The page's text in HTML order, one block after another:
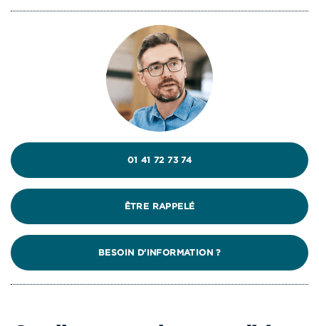
01 41 72 73 74
ÊTRE RAPPELÉ
BESOIN D'INFORMATION ?